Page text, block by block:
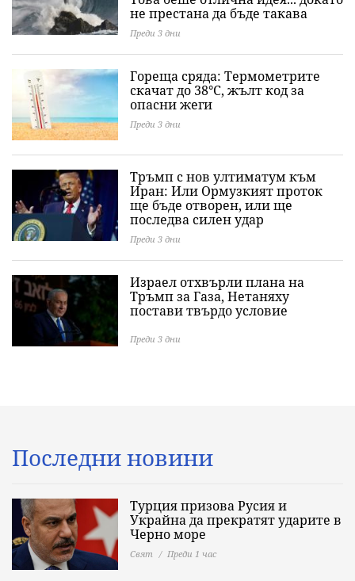
не престана да бъде такава
Преди 3 дни
Гореща сряда: Термометрите
скачат до 38°C, жълт код за
опасни жеги
Преди 3 дни
Тръмп с нов ултиматум към
Иран: Или Ормузкият проток
ще бъде отворен, или ще
последва силен удар
Преди 3 дни
Израел отхвърли плана на
Тръмп за Газа, Нетаняху
постави твърдо условие
Преди 3 дни
Последни новини
Турция призова Русия и
Украйна да прекратят ударите в
Черно море
Свят Преди 1 час